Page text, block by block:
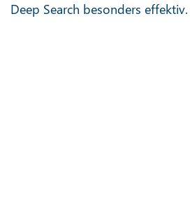
Deep Search besonders effektiv.